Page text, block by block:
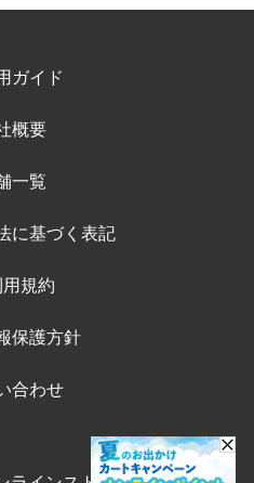
ガイド
概要
一覧
に基づく表記
用規約
保護方針
合わせ